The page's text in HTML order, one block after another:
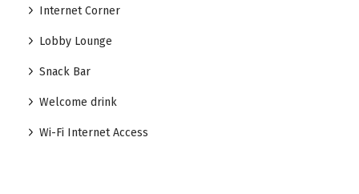
Internet Corner
Lobby Lounge
Snack Bar
Welcome drink
Wi-Fi Internet Access